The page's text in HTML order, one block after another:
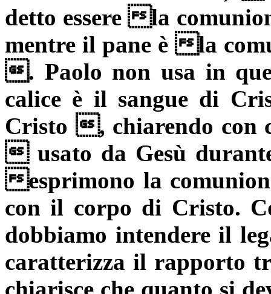
detto essere la
mentre il pane è la
. Paolo non usa in
calice è il sangue di
Cristo , chiarendo con
usato da Gesù
esprimono la
con il corpo di Cristo.
dobbiamo intendere il
caratterizza il rapporto